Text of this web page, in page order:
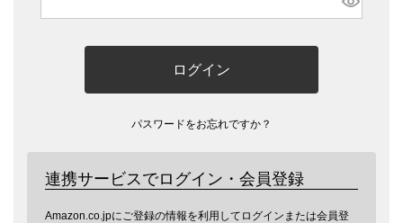
ログイン
パスワードをお忘れですか？
連携サービスでログイン・会員登録
Amazon.co.jpにご登録の情報を利用してログインまたは会員登